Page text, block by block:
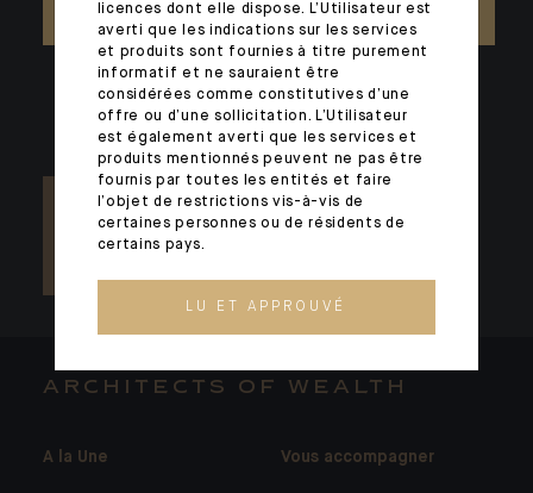
NOUS CONTACTER
ARCHITECTS OF WEALTH
A la Une Vous accompagner
licences dont elle dispose. L’Utilisateur est
averti que les indications sur les services
et produits sont fournies à titre purement
informatif et ne sauraient être
considérées comme constitutives d’une
offre ou d’une sollicitation. L’Utilisateur
est également averti que les services et
produits mentionnés peuvent ne pas être
fournis par toutes les entités et faire
l’objet de restrictions vis-à-vis de
certaines personnes ou de résidents de
certains pays.
LU ET APPROUVÉ